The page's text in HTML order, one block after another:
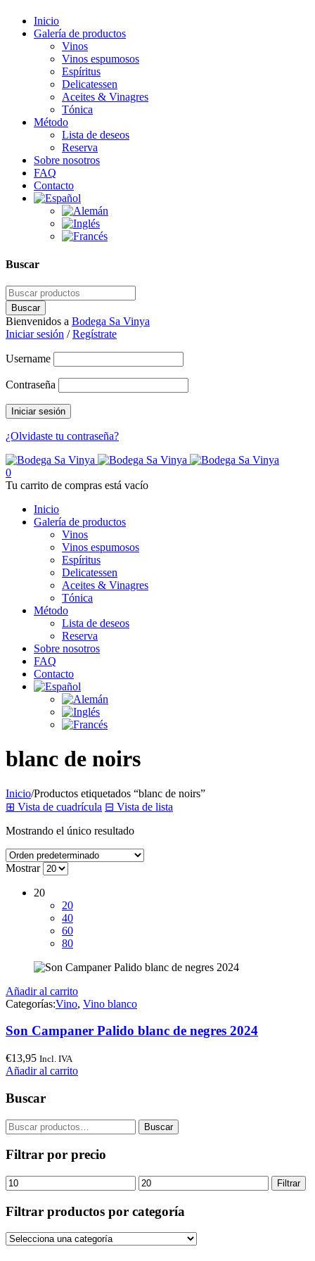
Inicio
Galería de productos
Vinos
Vinos espumosos
Espíritus
Delicatessen
Aceites & Vinagres
Tónica
Método
Lista de deseos
Reserva
Sobre nosotros
FAQ
Contacto
Buscar
Bienvenidos a Bodega Sa Vinya
Iniciar sesión /Regístrate
Username
Contraseña
¿Olvidaste tu contraseña?
0
Tu carrito de compras está vacío
Inicio
Galería de productos
Vinos
Vinos espumosos
Espíritus
Delicatessen
Aceites & Vinagres
Tónica
Método
Lista de deseos
Reserva
Sobre nosotros
FAQ
Contacto
blanc de noirs
Inicio/Productos etiquetados “blanc de noirs”
⊞ Vista de cuadrícula ⊟ Vista de lista
Mostrando el único resultado
Mostrar
20
20
40
60
80
Añadir al carrito
Categorías:Vino, Vino blanco
Son Campaner Palido blanc de negres 2024
€13,95 Incl. IVA
Añadir al carrito
Buscar
Buscar
por:
Buscar
Filtrar por precio
Precio
mínimo
Precio
máximo
Filtrar
Filtrar productos por categoría